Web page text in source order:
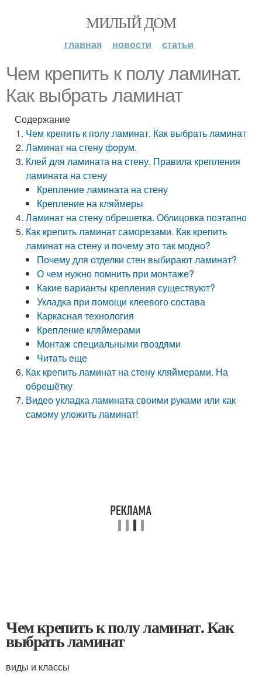
МИЛЫЙ ДОМ
главная новости статьи
Чем крепить к полу ламинат.
Как выбрать ламинат
Содержание
Чем крепить к полу ламинат. Как выбрать ламинат
Ламинат на стену форум.
Клей для ламината на стену. Правила крепления
ламината на стену
Крепление ламината на стену
Крепление на кляймеры
Ламинат на стену обрешетка. Облицовка поэтапно
Как крепить ламинат саморезами. Как крепить
ламинат на стену и почему это так модно?
Почему для отделки стен выбирают ламинат?
О чем нужно помнить при монтаже?
Какие варианты крепления существуют?
Укладка при помощи клеевого состава
Каркасная технология
Крепление кляймерами
Монтаж специальными гвоздями
Читать еще
Как крепить ламинат на стену кляймерами. На
обрешётку
Видео укладка ламината своими руками или как
самому уложить ламинат!
Чем крепить к полу ламинат. Как
выбрать ламинат
виды и классы